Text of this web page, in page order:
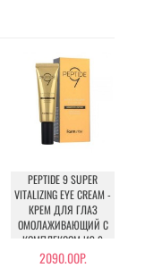
PEPTIDE 9 SUPER
VITALIZING EYE CREAM -
КРЕМ ДЛЯ ГЛАЗ
ОМОЛАЖИВАЮЩИЙ С
КОМПЛЕКСОМ ИЗ 9
ПЕПТИДОВ
2090.00Р.